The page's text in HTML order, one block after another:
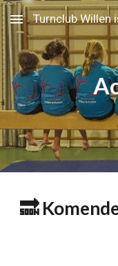
Skip to main content
Turnclub Willen
🔜